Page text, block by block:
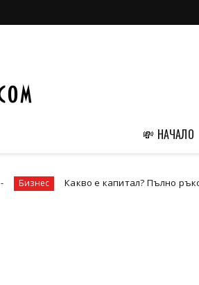
💸 НАЧАЛО
Какво е капитал? Пълно ръководство за